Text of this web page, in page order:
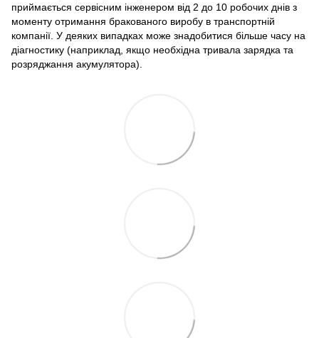
приймається сервісним інженером від 2 до 10 робочих днів з
моменту отримання бракованого виробу в транспортній
компанії. У деяких випадках може знадобитися більше часу на
діагностику (наприклад, якщо необхідна тривала зарядка та
розряджання акумулятора).